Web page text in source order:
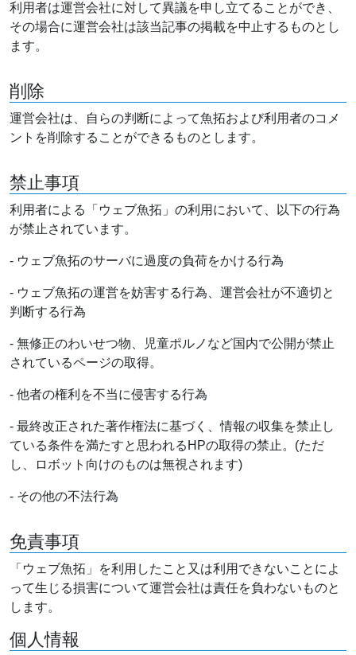
利用者は運営会社に対して異議を申し立てることができ、
その場合に運営会社は該当記事の掲載を中止するものとし
ます。
削除
運営会社は、自らの判断によって魚拓および利用者のコメ
ントを削除することができるものとします。
禁止事項
利用者による「ウェブ魚拓」の利用において、以下の行為
が禁止されています。
- ウェブ魚拓のサーバに過度の負荷をかける行為
- ウェブ魚拓の運営を妨害する行為、運営会社が不適切と
判断する行為
- 無修正のわいせつ物、児童ポルノなど国内で公開が禁止
されているページの取得。
- 他者の権利を不当に侵害する行為
- 最終改正された著作権法に基づく、情報の収集を禁止し
ている条件を満たすと思われるHPの取得の禁止。(ただ
し、ロボット向けのものは無視されます)
- その他の不法行為
免責事項
「ウェブ魚拓」を利用したこと又は利用できないことによ
って生じる損害について運営会社は責任を負わないものと
します。
個人情報